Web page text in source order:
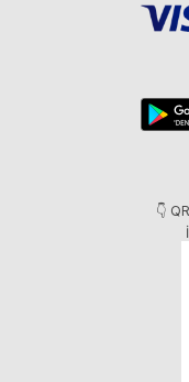
👇